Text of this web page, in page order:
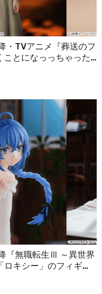
・TVアニメ『葬送のフ
とになっっちゃった
『無職転生Ⅲ ～異世界
キシー」のフィギュ